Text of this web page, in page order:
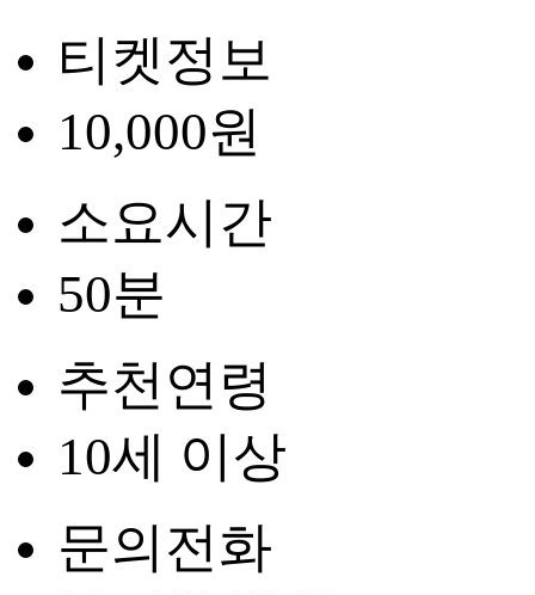
티켓정보
10,000원
소요시간
50분
추천연령
10세 이상
문의전화